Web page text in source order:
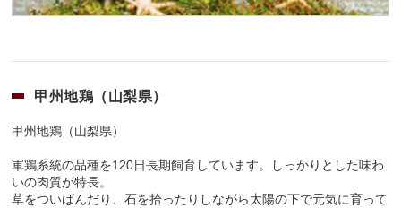
甲州地鶏（山梨県）
甲州地鶏（山梨県）
軍鶏系統の品種を120日長期飼育しています。しっかりとした味わ
いの肉質が特長。
草をついばんだり、石を拾ったりしながら太陽の下で元気に育って